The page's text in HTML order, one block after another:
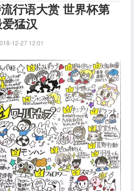
行语大赏 世界杯第
猛汉
12-27 12:01